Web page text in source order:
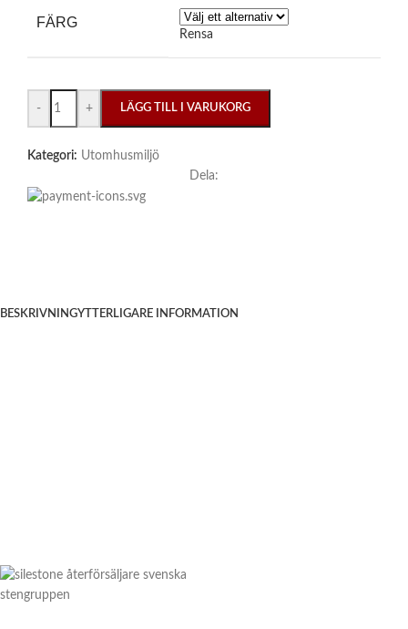
FÄRG
Rensa
- + LÄGG TILL I VARUKORG
Kategori: Utomhusmiljö
Dela:
BESKRIVNINGYTTERLIGARE INFORMATION